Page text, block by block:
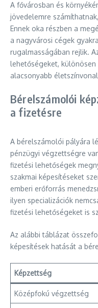
A fővárosban és
jövedelemre
Ennek oka részben a
a nagyvárosi cégek
rugalmasságában rejlik.
lehetőségeket,
alacsonyabb
Bérelszámolói
a fizetésre
A bérelszámolói pályára
pénzügyi végzettségre
fizetési lehetőségek
szakmai képesítéseket
emberi erőforrás
ilyen specializációk
fizetési lehetőségeket is
Az alábbi táblázat
képesítések hatását a
Képzettség
Középfokú végzettség